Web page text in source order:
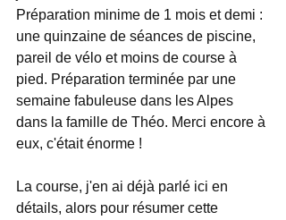
Préparation minime de 1 mois et demi :
une quinzaine de séances de piscine,
pareil de vélo et moins de course à
pied. Préparation terminée par une
semaine fabuleuse dans les Alpes
dans la famille de Théo. Merci encore à
eux, c'était énorme !
La course, j'en ai déjà parlé ici en
détails, alors pour résumer cette